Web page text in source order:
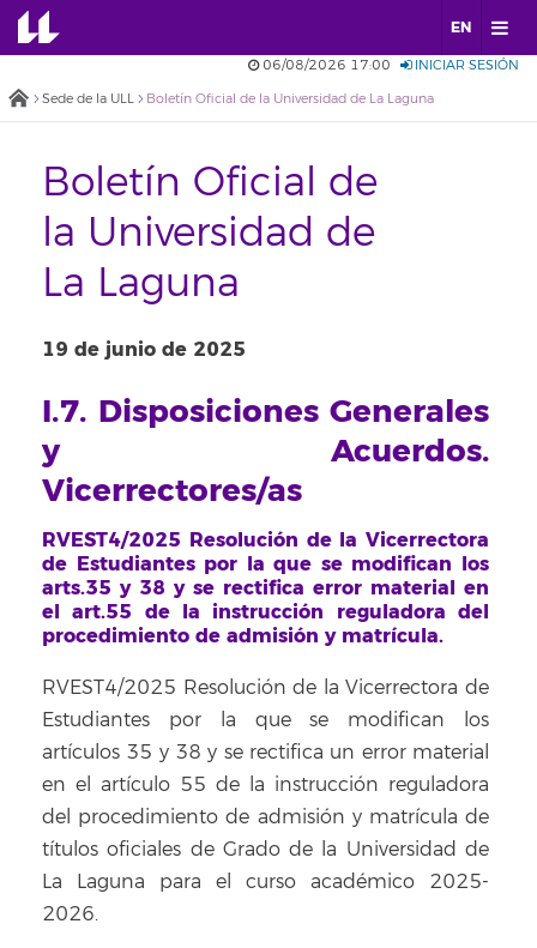
EN
06/08/2026 17:00 INICIAR SESIÓN
Sede de la ULL Boletín Oficial de la Universidad de La Laguna
Boletín Oficial de
la Universidad de
La Laguna
19 de junio de 2025
I.7. Disposiciones Generales
y Acuerdos.
Vicerrectores/as
RVEST4/2025 Resolución de la Vicerrectora
de Estudiantes por la que se modifican los
arts.35 y 38 y se rectifica error material en
el art.55 de la instrucción reguladora del
procedimiento de admisión y matrícula.
RVEST4/2025 Resolución de la Vicerrectora de
Estudiantes por la que se modifican los
artículos 35 y 38 y se rectifica un error material
en el artículo 55 de la instrucción reguladora
del procedimiento de admisión y matrícula de
títulos oficiales de Grado de la Universidad de
La Laguna para el curso académico 2025-
2026.